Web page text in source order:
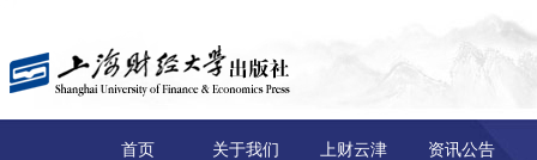
首页 关于我们 上财云津 资讯公告